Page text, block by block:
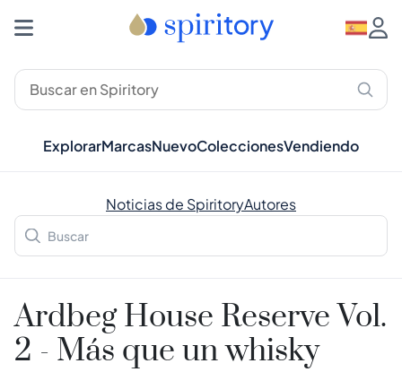
ExplorarMarcasNuevoColeccionesVendiendo
Noticias de SpiritoryAutores
Ardbeg House Reserve Vol.
2 - Más que un whisky